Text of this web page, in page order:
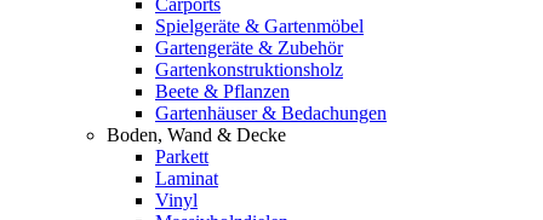
Carports
Spielgeräte & Gartenmöbel
Gartengeräte & Zubehör
Gartenkonstruktionsholz
Beete & Pflanzen
Gartenhäuser & Bedachungen
Boden, Wand & Decke
Parkett
Laminat
Vinyl